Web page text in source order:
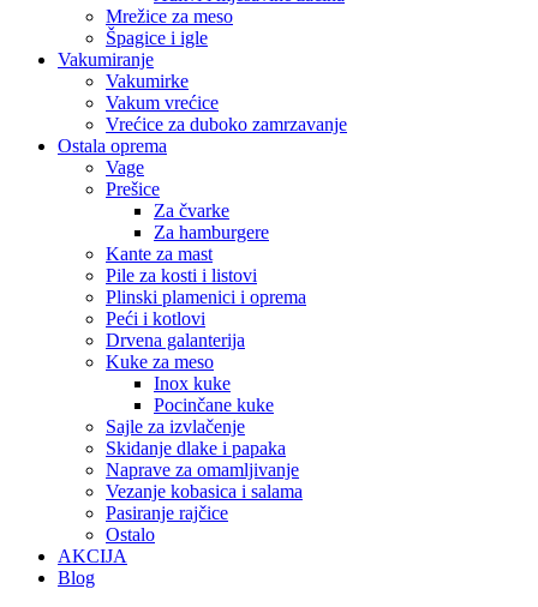
Mrežice za meso
Špagice i igle
Vakumiranje
Vakumirke
Vakum vrećice
Vrećice za duboko zamrzavanje
Ostala oprema
Vage
Prešice
Za čvarke
Za hamburgere
Kante za mast
Pile za kosti i listovi
Plinski plamenici i oprema
Peći i kotlovi
Drvena galanterija
Kuke za meso
Inox kuke
Pocinčane kuke
Sajle za izvlačenje
Skidanje dlake i papaka
Naprave za omamljivanje
Vezanje kobasica i salama
Pasiranje rajčice
Ostalo
AKCIJA
Blog